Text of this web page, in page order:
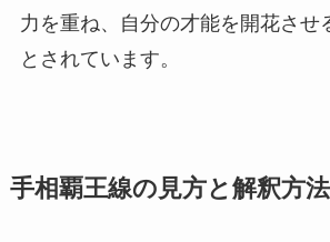
力を重ね、自分の才能を開花させ
とされています。
手相覇王線の見方と解釈方法